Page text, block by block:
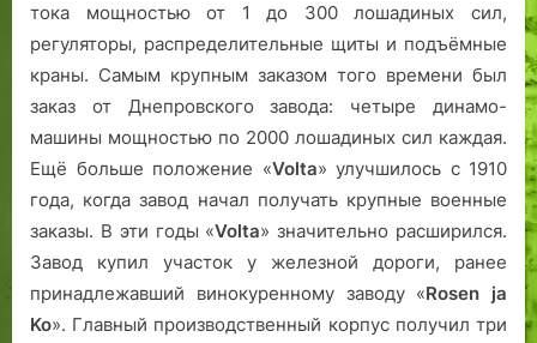
тока мощностью от 1 до 300 лошадиных сил,
регуляторы, распределительные щиты и подъёмные
краны. Самым крупным заказом того времени был
заказ от Днепровского завода: четыре динамо-
машины мощностью по 2000 лошадиных сил каждая.
Ещё больше положение «Volta» улучшилось с 1910
года, когда завод начал получать крупные военные
заказы. В эти годы «Volta» значительно расширился.
Завод купил участок у железной дороги, ранее
принадлежавший винокуренному заводу «Rosen ja
Ko». Главный производственный корпус получил три